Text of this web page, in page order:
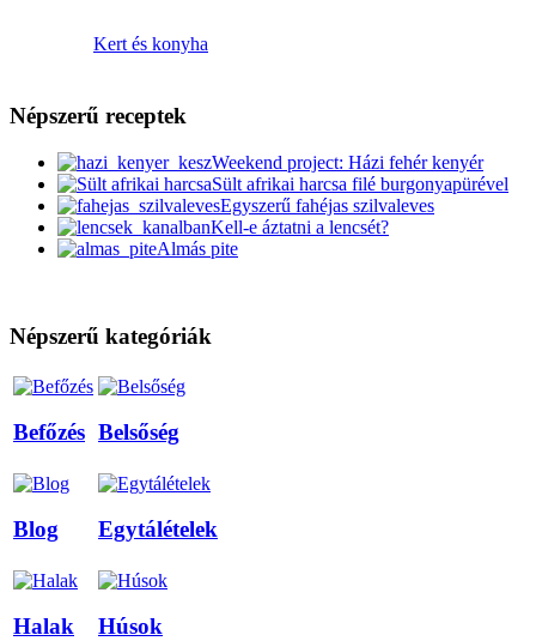
Kert és konyha
Népszerű receptek
Weekend project: Házi fehér kenyér
Sült afrikai harcsa filé burgonyapürével
Egyszerű fahéjas szilvaleves
Kell-e áztatni a lencsét?
Almás pite
Népszerű kategóriák
Befőzés Belsőség
Blog Egytálételek
Halak Húsok